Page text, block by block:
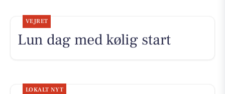
VEJRET
Lun dag med kølig start
LOKALT NYT